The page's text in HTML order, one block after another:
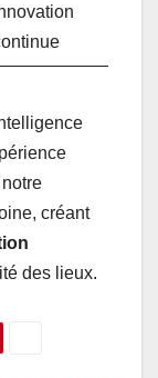
créant
des lieux.